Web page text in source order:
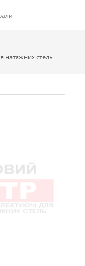
натяжних стель